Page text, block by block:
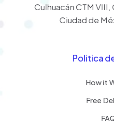
Culhuacán CTM
Ciudad de
Politica
How it
Free